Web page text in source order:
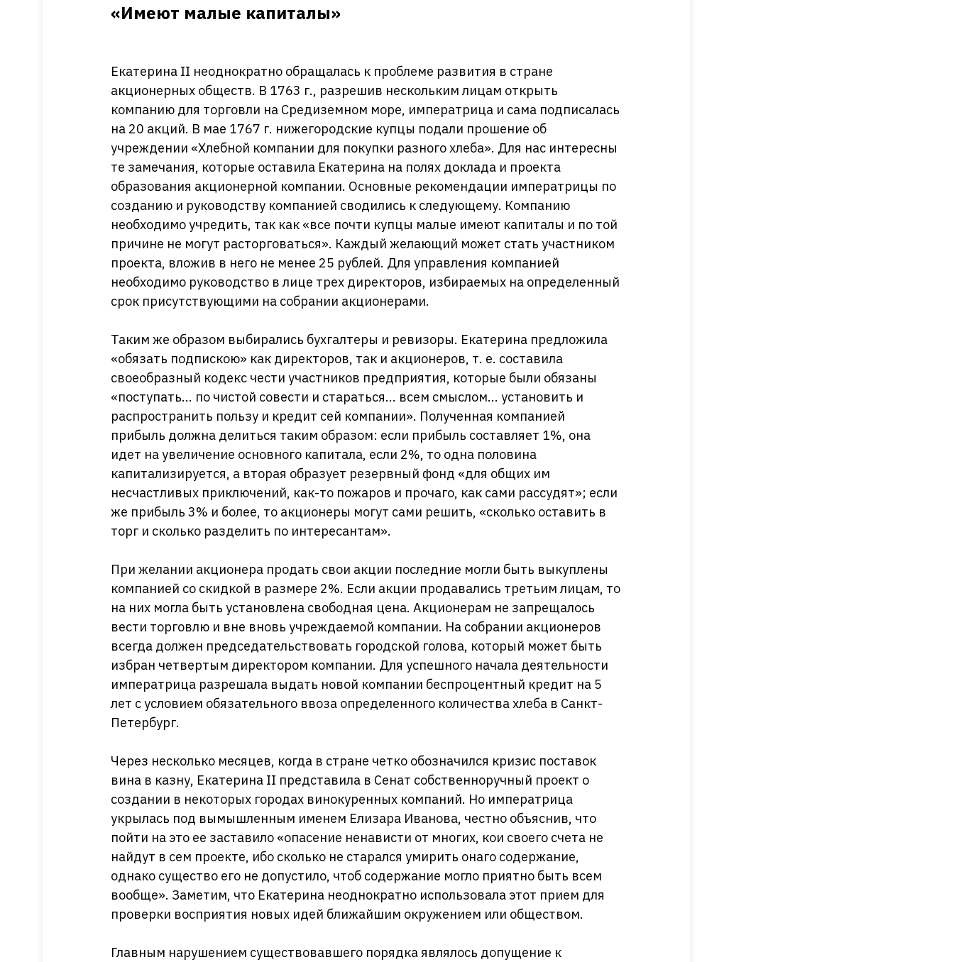
«Имеют малые капиталы»
Екатерина II неоднократно обращалась к проблеме развития в стране
акционерных обществ. В 1763 г., разрешив нескольким лицам открыть
компанию для торговли на Средиземном море, императрица и сама подписалась
на 20 акций. В мае 1767 г. нижегородские купцы подали прошение об
учреждении «Хлебной компании для покупки разного хлеба». Для нас интересны
те замечания, которые оставила Екатерина на полях доклада и проекта
образования акционерной компании. Основные рекомендации императрицы по
созданию и руководству компанией сводились к следующему. Компанию
необходимо учредить, так как «все почти купцы малые имеют капиталы и по той
причине не могут расторговаться». Каждый желающий может стать участником
проекта, вложив в него не менее 25 рублей. Для управления компанией
необходимо руководство в лице трех директоров, избираемых на определенный
срок присутствующими на собрании акционерами.
Таким же образом выбирались бухгалтеры и ревизоры. Екатерина предложила
«обязать подпискою» как директоров, так и акционеров, т. е. составила
своеобразный кодекс чести участников предприятия, которые были обязаны
«поступать... по чистой совести и стараться... всем смыслом... установить и
распространить пользу и кредит сей компании». Полученная компанией
прибыль должна делиться таким образом: если прибыль составляет 1%, она
идет на увеличение основного капитала, если 2%, то одна половина
капитализируется, а вторая образует резервный фонд «для общих им
несчастливых приключений, как-то пожаров и прочаго, как сами рассудят»; если
же прибыль 3% и более, то акционеры могут сами решить, «сколько оставить в
торг и сколько разделить по интересантам».
При желании акционера продать свои акции последние могли быть выкуплены
компанией со скидкой в размере 2%. Если акции продавались третьим лицам, то
на них могла быть установлена свободная цена. Акционерам не запрещалось
вести торговлю и вне вновь учреждаемой компании. На собрании акционеров
всегда должен председательствовать городской голова, который может быть
избран четвертым директором компании. Для успешного начала деятельности
императрица разрешала выдать новой компании беспроцентный кредит на 5
лет с условием обязательного ввоза определенного количества хлеба в Санкт-
Петербург.
Через несколько месяцев, когда в стране четко обозначился кризис поставок
вина в казну, Екатерина II представила в Сенат собственноручный проект о
создании в некоторых городах винокуренных компаний. Но императрица
укрылась под вымышленным именем Елизара Иванова, честно объяснив, что
пойти на это ее заставило «опасение ненависти от многих, кои своего счета не
найдут в сем проекте, ибо сколько не старался умирить онаго содержание,
однако существо его не допустило, чтоб содержание могло приятно быть всем
вообще». Заметим, что Екатерина неоднократно использовала этот прием для
проверки восприятия новых идей ближайшим окружением или обществом.
Главным нарушением существовавшего порядка являлось допущение к